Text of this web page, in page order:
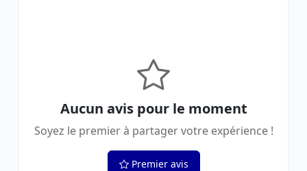
Aucun avis pour le moment
Soyez le premier à partager votre expérience !
Premier avis